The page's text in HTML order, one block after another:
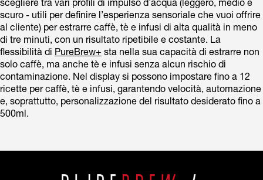
scegliere tra vari profili di impulso d’acqua (leggero, medio e
scuro - utili per definire l’esperienza sensoriale che vuoi offrire
al cliente) per estrarre caffè, tè e infusi di alta qualità in meno
di tre minuti, con un risultato ripetibile e costante. La
flessibilità di PureBrew+ sta nella sua capacità di estrarre non
solo caffè, ma anche tè e infusi senza alcun rischio di
contaminazione. Nel display si possono impostare fino a 12
ricette per caffè, tè e infusi, garantendo velocità, automazione
e, soprattutto, personalizzazione del risultato desiderato fino a
500ml.